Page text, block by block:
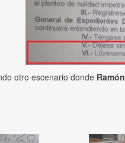
otro escenario donde